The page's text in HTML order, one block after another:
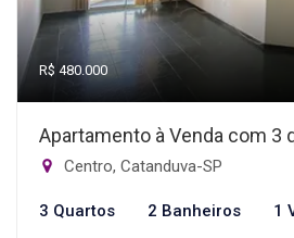
R$ 480.000
Apartamento à Venda com 3
Centro, Catanduva-SP
3 Quartos 2 Banheiros 1